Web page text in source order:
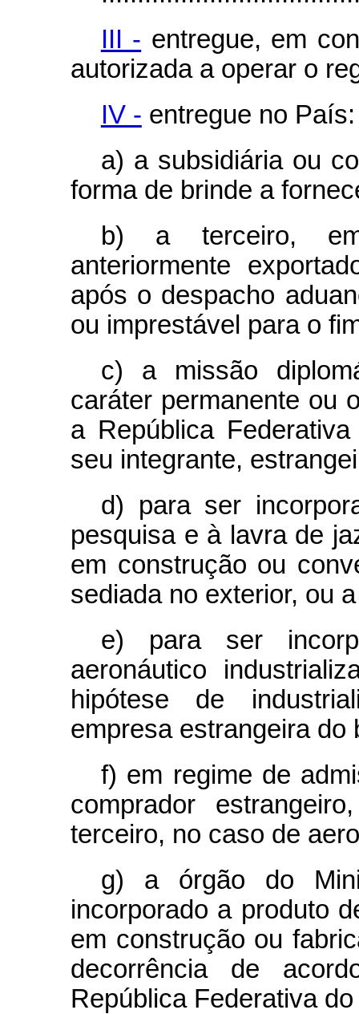
III - entregue, em
autorizada a operar o
IV - entregue no País:
a) a subsidiária ou
forma de brinde a
b) a terceiro,
anteriormente
após o despacho
ou imprestável para o
c) a missão
caráter permanente ou
a República
seu integrante,
d) para ser
pesquisa e à lavra de
em construção ou
sediada no exterior, ou
e) para ser
aeronáutico
hipótese de
empresa estrangeira do
f) em regime de
comprador
terceiro, no caso de
g) a órgão do
incorporado a produto
em construção ou
decorrência de
República Federativa